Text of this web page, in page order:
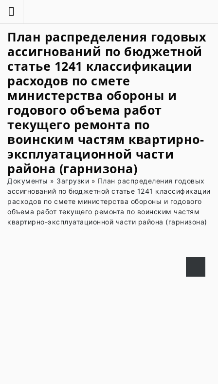
План распределения годовых
ассигнований по бюджетной
статье 1241 классификации
расходов по смете
министерства обороны и
годового объема работ
текущего ремонта по
воинским частям квартирно-
эксплуатационной части
района (гарнизона)
Документы » Загрузки » План распределения годовых
ассигнований по бюджетной статье 1241 классификации
расходов по смете министерства обороны и годового
объема работ текущего ремонта по воинским частям
квартирно-эксплуатационной части района (гарнизона)